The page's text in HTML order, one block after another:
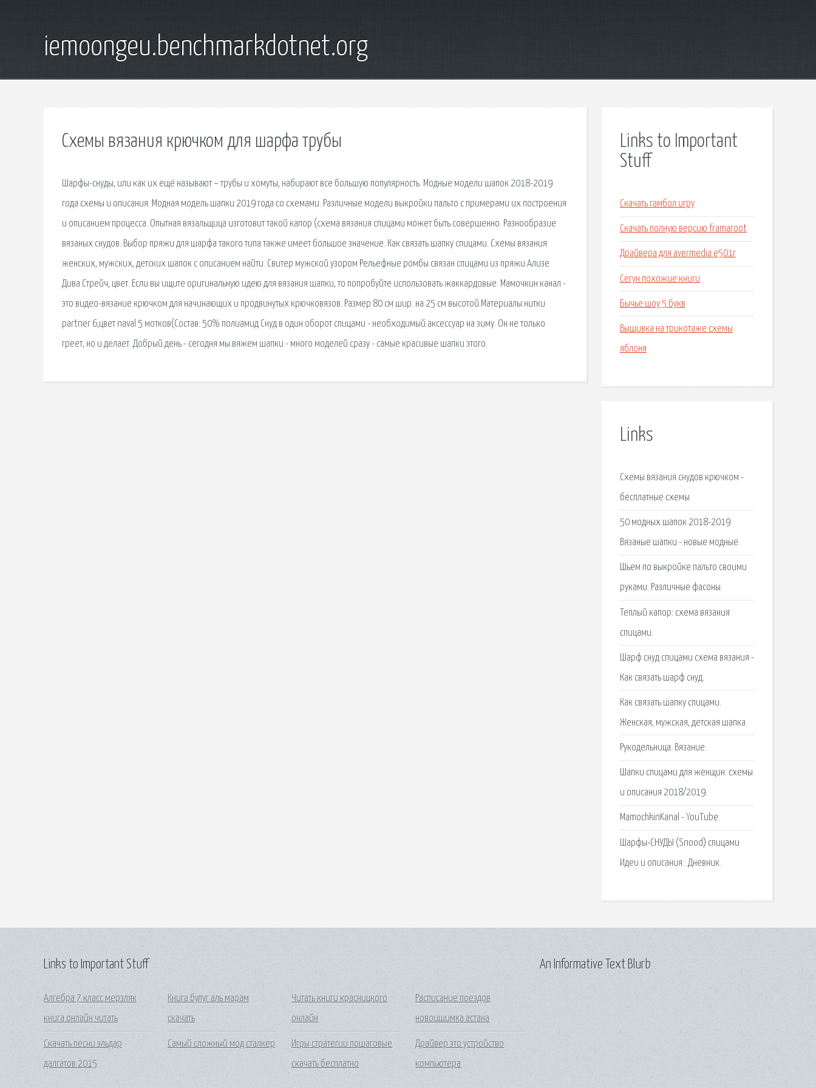
iemoongeu.benchmarkdotnet.org
Схемы вязания крючком для шарфа трубы
Шарфы-снуды, или как их ещё называют – трубы и хомуты, набирают все большую популярность. Модные модели шапок 2018-2019
года схемы и описания. Модная модель шапки 2019 года со схемами. Различные модели выкройки пальто с примерами их построения
и описанием процесса. Опытная вязальщица изготовит такой капор (схема вязания спицами может быть совершенно. Разнообразие
вязаных снудов. Выбор пряжи для шарфа такого типа также имеет большое значение. Как связать шапку спицами. Схемы вязания
женских, мужских, детских шапок с описанием найти. Свитер мужской узором Рельефные ромбы связан спицами из пряжи Ализе
Дива Стрейч, цвет. Если вы ищите оригинальную идею для вязания шапки, то попробуйте использовать жаккардовые. Мамочкин канал -
это видео-вязание крючком для начинающих и продвинутых крючковязов. Размер 80 см шир. на 25 см высотой.Материалы:нитки
partner 6,цвет naval 5 мотков(Состав: 50% полиамид Снуд в один оборот спицами - необходимый аксессуар на зиму. Он не только
греет, но и делает. Добрый день - сегодня мы вяжем шапки - много моделей сразу - самые красивые шапки этого.
Links to Important
Stuff
Скачать гамбол игру
Скачать полную версию framaroot
Драйвера для avermedia e501r
Сегун похожие книги
Бычье шоу 5 букв
Вышивка на трикотаже схемы
яблоня
Links
Схемы вязания снудов крючком -
бесплатные схемы
50 модных шапок 2018-2019
Вязаные шапки - новые модные.
Шьем по выкройке пальто своими
руками. Различные фасоны.
Теплый капор: схема вязания
спицами.
Шарф снуд спицами схема вязания -
Как связать шарф снуд.
Как связать шапку спицами.
Женская, мужская, детская шапка.
Рукодельница. Вязание.
Шапки спицами для женщин: схемы
и описания 2018/2019.
MamochkinKanal - YouTube.
Шарфы-СНУДЫ (Snood) спицами
Идеи и описания.: Дневник.
Links to Important Stuff
Алгебра 7 класс мерзляк
книга онлайн читать
Скачать песни эльдар
далгатов 2015
Книга булуг аль марам
скачать
Самый сложный мод сталкер
Читать книги красницкого
онлайн
Игры стратегии пошаговые
скачать бесплатно
Расписание поездов
новоишимка астана
Драйвер это устройство
компьютера
An Informative Text Blurb